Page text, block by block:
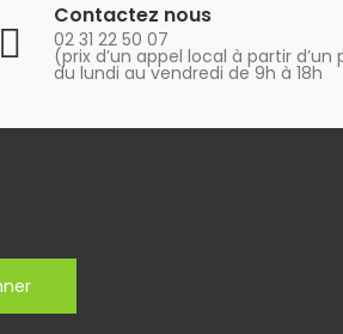
Contactez nous
02 31 22 50 07
(prix d’un appel local à partir d’un
du lundi au vendredi de 9h à 18h